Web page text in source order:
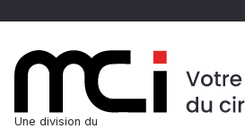
Une division du